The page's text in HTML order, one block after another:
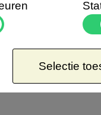
Nederland kiezen:
Selectie